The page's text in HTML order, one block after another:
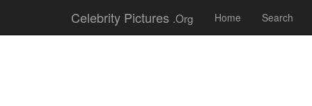
Celebrity Pictures .Org Home Search